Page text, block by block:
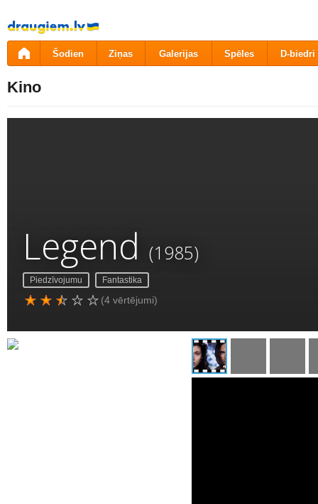
Pāriet
uz
saturu
Šodien Ziņas Galerijas Spēles D-biedri
Kino
Legend (1985)
Piedzīvojumu Fantastika
(4 vērtējumi)